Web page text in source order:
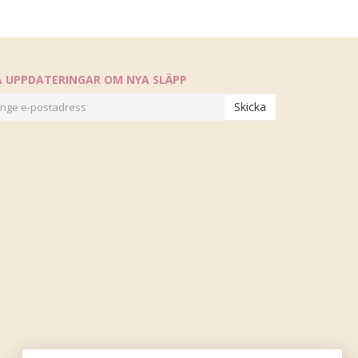
UPPDATERINGAR OM NYA SLÄPP
Skicka